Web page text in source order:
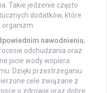
Takie jedzenie często
dodatków, które
nawodnieniu,
odchudzania oraz
picie wody wspiera
Dzięki przestrzeganiu
cele związane z
o zdrowie oraz dobre